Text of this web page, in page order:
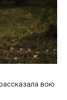
вою